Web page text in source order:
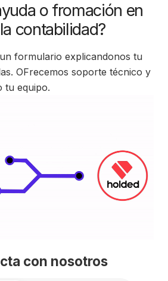
o fromación en
contabilidad?
formulario explicandonos tu
OFrecemos soporte técnico y
tu equipo.
con nosotros